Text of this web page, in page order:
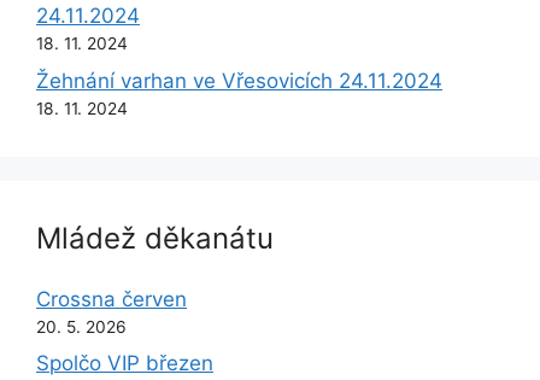
24.11.2024
18. 11. 2024
Žehnání varhan ve Vřesovicích 24.11.2024
18. 11. 2024
Mládež děkanátu
Crossna červen
20. 5. 2026
Spolčo VIP březen